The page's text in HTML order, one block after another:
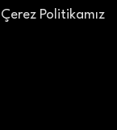
Çerez Politikamız